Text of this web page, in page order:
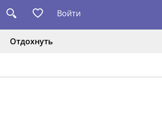
Войти
Отдохнуть